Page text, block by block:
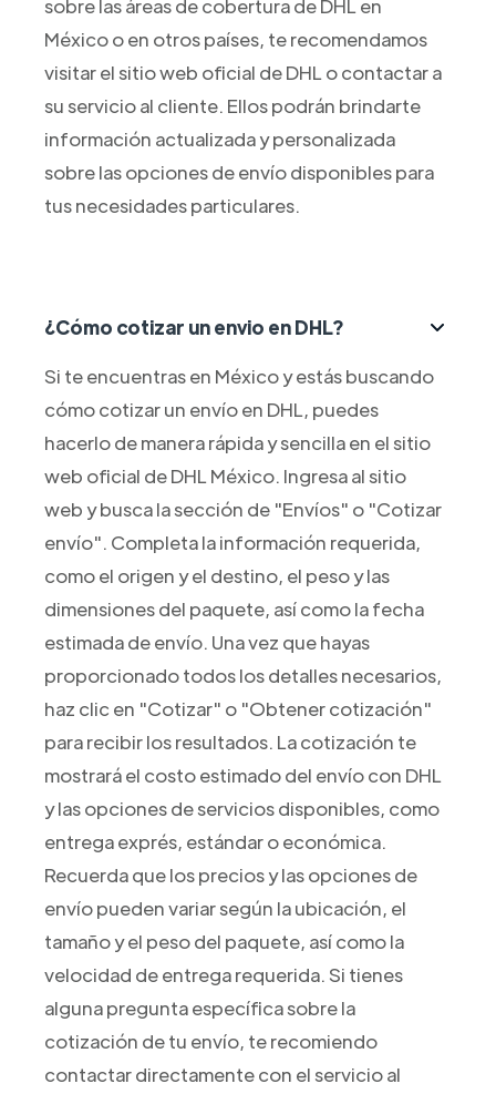
sobre las áreas de cobertura de DHL en
México o en otros países, te recomendamos
visitar el sitio web oficial de DHL o contactar a
su servicio al cliente. Ellos podrán brindarte
información actualizada y personalizada
sobre las opciones de envío disponibles para
tus necesidades particulares.
¿Cómo cotizar un envio en DHL?
Si te encuentras en México y estás buscando
cómo cotizar un envío en DHL, puedes
hacerlo de manera rápida y sencilla en el sitio
web oficial de DHL México. Ingresa al sitio
web y busca la sección de "Envíos" o "Cotizar
envío". Completa la información requerida,
como el origen y el destino, el peso y las
dimensiones del paquete, así como la fecha
estimada de envío. Una vez que hayas
proporcionado todos los detalles necesarios,
haz clic en "Cotizar" o "Obtener cotización"
para recibir los resultados. La cotización te
mostrará el costo estimado del envío con DHL
y las opciones de servicios disponibles, como
entrega exprés, estándar o económica.
Recuerda que los precios y las opciones de
envío pueden variar según la ubicación, el
tamaño y el peso del paquete, así como la
velocidad de entrega requerida. Si tienes
alguna pregunta específica sobre la
cotización de tu envío, te recomiendo
contactar directamente con el servicio al